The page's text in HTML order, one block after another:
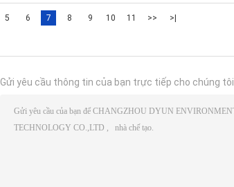
5 6 7 8 9 10 11 >> >|
Gửi yêu cầu thông tin của bạn trực tiếp cho chúng tôi